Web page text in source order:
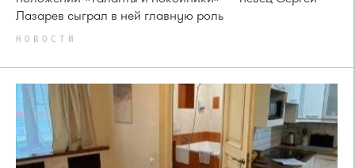
Лазарев сыграл в ней главную роль
НОВОСТИ